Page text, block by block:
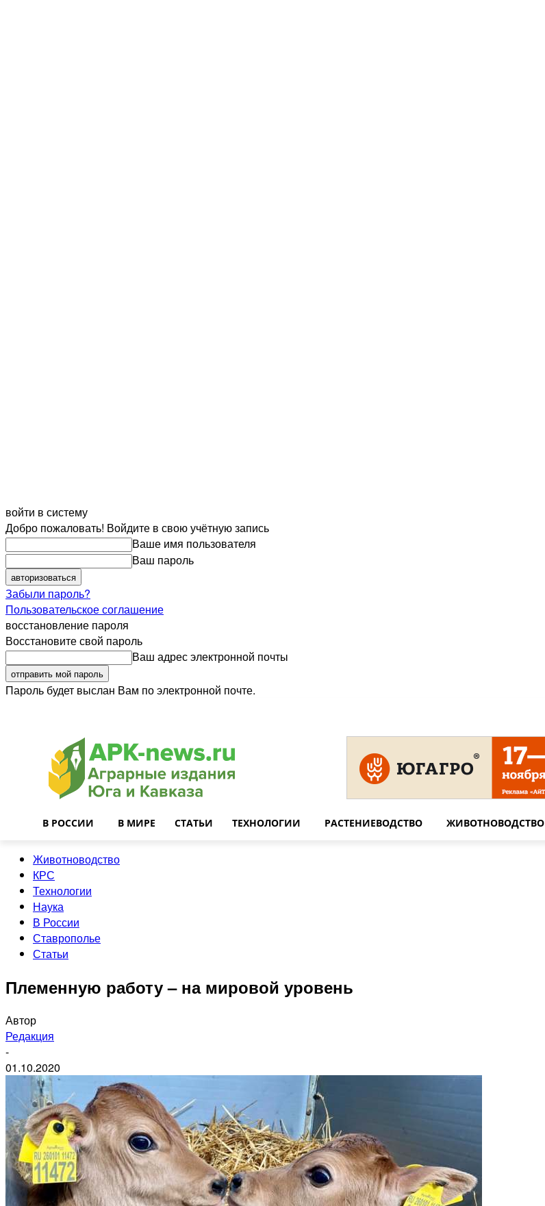
войти в систему
Добро пожаловать! Войдите в свою учётную запись
Ваше имя пользователя
Ваш пароль
Забыли пароль?
Пользовательское соглашение
восстановление пароля
Восстановите свой пароль
Ваш адрес электронной почты
Пароль будет выслан Вам по электронной почте.
В РОССИИ В МИРЕ СТАТЬИ ТЕХНОЛОГИИ РАСТЕНИЕВОДСТВО ЖИВОТНОВОДСТВО
Животноводство
КРС
Технологии
Наука
В России
Ставрополье
Статьи
Племенную работу – ​на мировой уровень
Автор
Редакция
-
01.10.2020